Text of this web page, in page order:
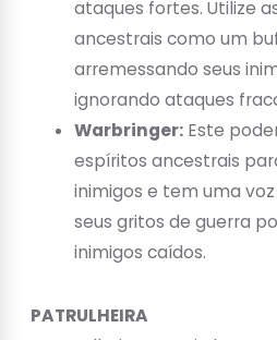
ataques fortes. Utilize
ancestrais como um
arremessando seus
ignorando ataques
Warbringer: Este
espíritos ancestrais
inimigos e tem uma
seus gritos de guerra
inimigos caídos.
PATRULHEIRA